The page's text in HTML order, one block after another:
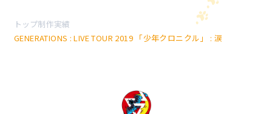
トップ制作実績
GENERATIONS : LIVE TOUR 2019 「少年クロニクル」 : 涙